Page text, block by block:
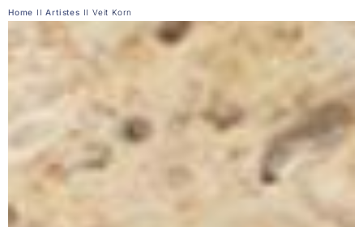
Home IIArtistes IIVeit Korn